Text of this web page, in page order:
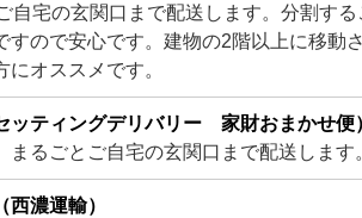
自宅の玄関口まで配送します。分割す
すので安心です。建物の2階以上に移動
オススメです。
ッティングデリバリー 家財おまかせ便
まるごとご自宅の玄関口まで配送します
濃運輸）